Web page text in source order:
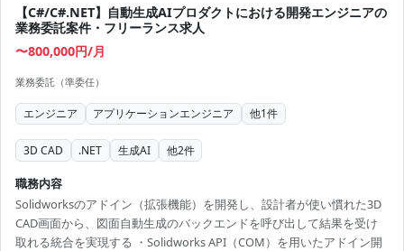
【C#/C#.NET】自動生成AIプロダクトにおける開発エンジニアの
業務委託案件・フリーランス求人
〜800,000円/月
業務委託（準委任）
エンジニア アプリケーションエンジニア 他1件
3D CAD .NET 生成AI 他2件
職務内容
Solidworksのアドイン（拡張機能）を開発し、設計者が使い慣れた3D
CAD画面から、図面自動生成のバックエンドを呼び出して結果を受け
取れる統合を実現する ・Solidworks API（COM）を用いたアドイン開